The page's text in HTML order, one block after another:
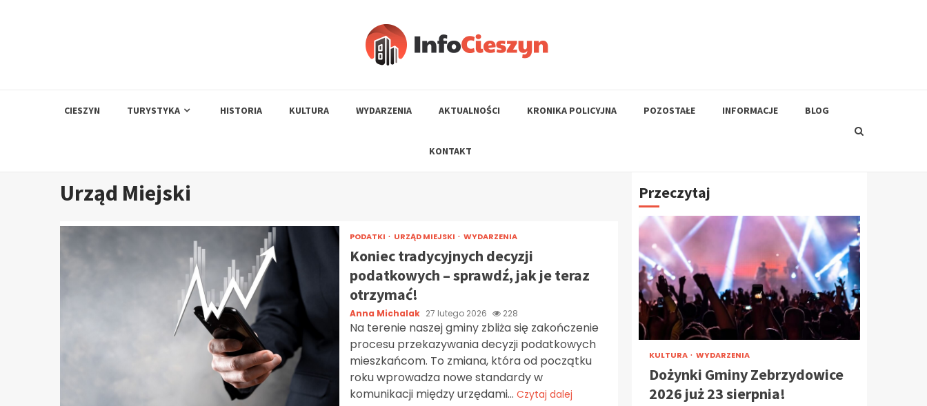
CIESZYN TURYSTYKA HISTORIA KULTURA WYDARZENIA AKTUALNOŚCI KRONIKA POLICYJNA POZOSTAŁE INFORMACJE BLOG
KONTAKT
Urząd Miejski
PODATKI URZĄD MIEJSKI WYDARZENIA
Koniec tradycyjnych decyzji
podatkowych – sprawdź, jak je teraz
otrzymać!
Anna Michalak 27 lutego 2026 228
Na terenie naszej gminy zbliża się zakończenie
procesu przekazywania decyzji podatkowych
mieszkańcom. To zmiana, która od początku
roku wprowadza nowe standardy w
komunikacji między urzędami... Czytaj dalej
Przeczytaj
KULTURA WYDARZENIA
Dożynki Gminy Zebrzydowice
2026 już 23 sierpnia!